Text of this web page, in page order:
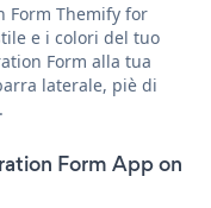
Form Themify for
e i colori del tuo
Form alla tua
laterale, piè di
Form App on